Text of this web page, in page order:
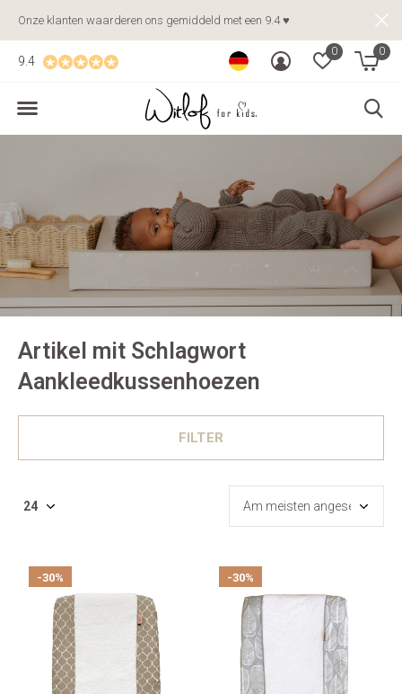
0 0
9.4
Onze klanten waarderen ons gemiddeld met een 9.4 ♥
Artikel mit Schlagwort
Aankleedkussenhoezen
FILTER
-30% -30%